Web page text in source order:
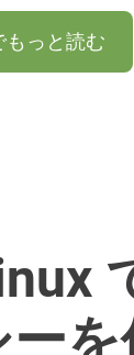
っと読む